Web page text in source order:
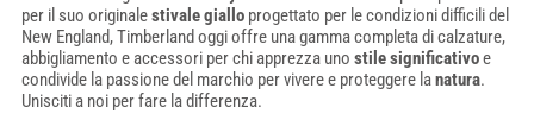
per il suo originalestivale gialloprogettato per le condizioni difficili del
New England, Timberland oggi offre una gamma completa di calzature,
abbigliamento e accessori per chi apprezza uno stile significativoe
condivide la passione del marchio per vivere e proteggere lanatura.
Unisciti a noi per fare la differenza.